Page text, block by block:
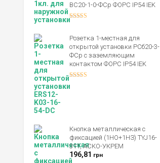
ВС20-1-0-ФСр ФОРС IP54 IEK
Розетка 1-местная для
открытой установки РСб20-3-
ФСр с заземляющим
контактом ФОРС IP54 IEK
Оценка
4.00
Кнопка металлическая с
фиксацией (1НО+1НЗ) TYJ16-
311, АСКО-УКРЕМ
196,81 грн